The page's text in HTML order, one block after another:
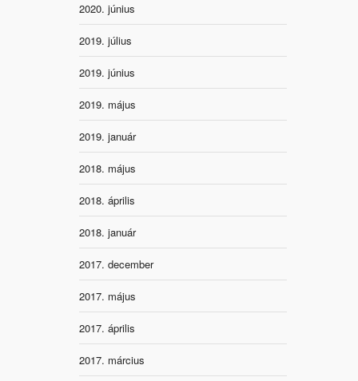
2020. június
2019. július
2019. június
2019. május
2019. január
2018. május
2018. április
2018. január
2017. december
2017. május
2017. április
2017. március